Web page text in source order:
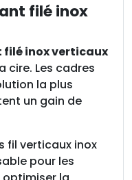
filé inox
filé inox verticaux
cire. Les cadres
la plus
un gain de
fil verticaux inox
pour les